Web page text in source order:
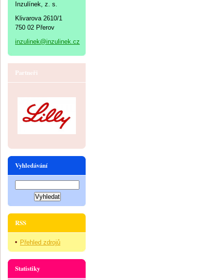
Inzulínek, z. s.
Klivarova 2610/1
750 02 Přerov
inzulinek@inzulinek.cz
Partneři
Vyhledávání
RSS
Přehled zdrojů
Statistiky